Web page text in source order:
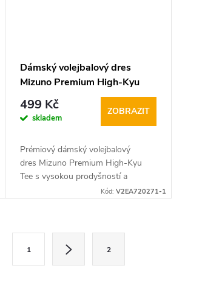
Dámský volejbalový dres
Mizuno Premium High-Kyu
Tee W
499 Kč
skladem
ZOBRAZIT
Prémiový dámský volejbalový
dres Mizuno Premium High-Kyu
Tee s vysokou prodyšností a
unikátním střihem krásně sedí na
Kód: V2EA720271-1
1 2